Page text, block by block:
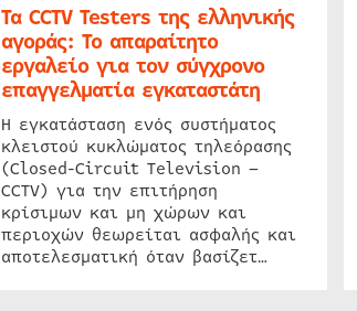
Τα CCTV Testers της ελληνικής
αγοράς: Το απαραίτητο
εργαλείο για τον σύγχρονο
επαγγελματία εγκαταστάτη
Η εγκατάσταση ενός συστήματος
κλειστού κυκλώματος τηλεόρασης
(Closed-Circuit Television –
CCTV) για την επιτήρηση
κρίσιμων και μη χώρων και
περιοχών θεωρείται ασφαλής και
αποτελεσματική όταν βασίζετ…